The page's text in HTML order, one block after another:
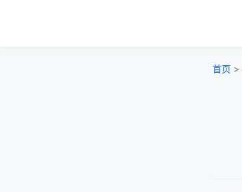
首页 >